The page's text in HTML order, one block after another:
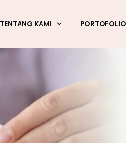
TENTANG KAMI PORTOFOLIO